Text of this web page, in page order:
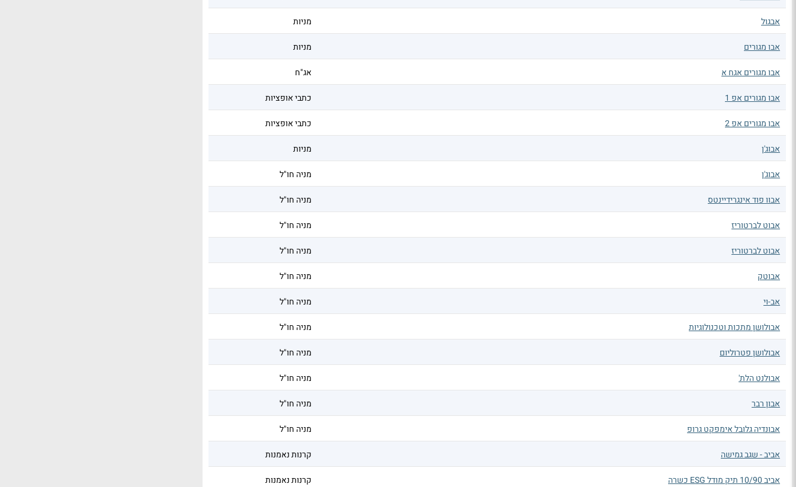
אבגול מניות
אבו מגורים מניות
אבו מגורים אגח א אג"ח
אבו מגורים אפ 1 כתבי אופציות
אבו מגורים אפ 2 כתבי אופציות
אבוג'ן מניות
אבוג'ן מניה חו"ל
אבוו פוד אינגרידיינטס מניה חו"ל
אבוט לברטוריז מניה חו"ל
אבוט לברטוריז מניה חו"ל
אבוטק מניה חו"ל
אב-וי מניה חו"ל
אבולושן מתכות וטכנולוגיות מניה חו"ל
אבולושן פטרוליום מניה חו"ל
אבולנט הלת' מניה חו"ל
אבון רבר מניה חו"ל
אבונדיה גלובל אימפקט גרופ מניה חו"ל
אביב - שגב גמישה קרנות נאמנות
אביב 10/90 תיק מודל ESG כשרה קרנות נאמנות